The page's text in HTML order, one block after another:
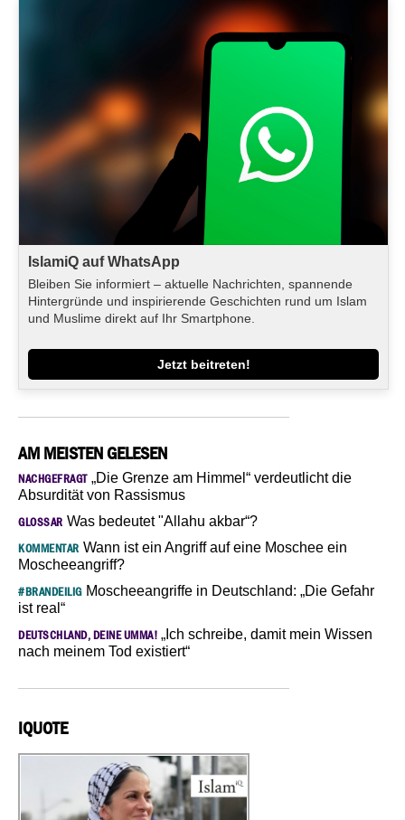
IslamiQ auf WhatsApp
Bleiben Sie informiert – aktuelle Nachrichten, spannende
Hintergründe und inspirierende Geschichten rund um Islam
und Muslime direkt auf Ihr Smartphone.
Jetzt beitreten!
AM MEISTEN GELESEN
NACHGEFRAGT„Die Grenze am Himmel“ verdeutlicht die
Absurdität von Rassismus
GLOSSAR Was bedeutet "Allahu akbar“?
KOMMENTAR Wann ist ein Angriff auf eine Moschee ein
Moscheeangriff?
#BRANDEILIGMoscheeangriffe in Deutschland: „Die Gefahr
ist real“
DEUTSCHLAND, DEINE UMMA! „Ich schreibe, damit mein Wissen
nach meinem Tod existiert“
IQUOTE